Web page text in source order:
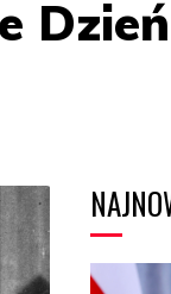
Dzień